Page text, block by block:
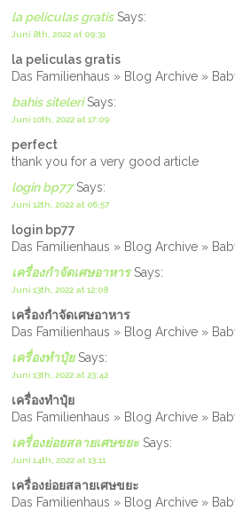
la peliculas gratisSays:
Juni 8th, 2022 at 09:31
la peliculas gratis
Das Familienhaus » Blog Archive »
bahis siteleriSays:
Juni 10th, 2022 at 17:09
perfect
thank you for a very good article
login bp77Says:
Juni 12th, 2022 at 06:57
login bp77
Das Familienhaus » Blog Archive »
เครื่องกำจัดเศษอาหารSays:
Juni 13th, 2022 at 12:08
เครื่องกำจัดเศษอาหาร
Das Familienhaus » Blog Archive »
เครื่องทำปุ๋ยSays:
Juni 13th, 2022 at 23:42
เครื่องทำปุ๋ย
Das Familienhaus » Blog Archive »
เครื่องย่อยสลายเศษขยะSays:
Juni 14th, 2022 at 13:11
เครื่องย่อยสลายเศษขยะ
Das Familienhaus » Blog Archive »